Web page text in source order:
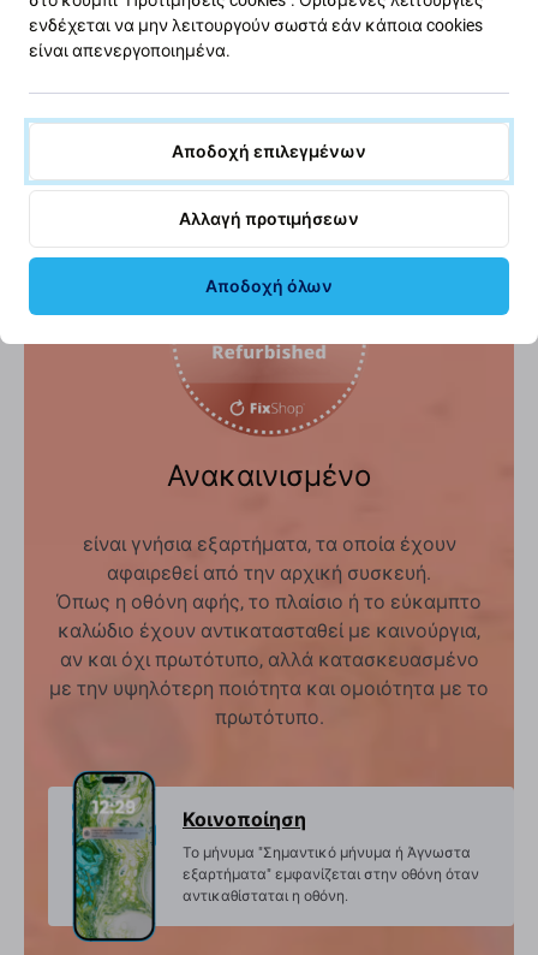
Το Face ID παραμένει
ανεπηρέαστο.
Κοινοποίηση
Ανακαινισμένο
είναι γνήσια εξαρτήματα, τα οποία έχουν
αφαιρεθεί από την αρχική συσκευή.
Όπως η οθόνη αφής, το πλαίσιο ή το εύκαμπτο
καλώδιο έχουν αντικατασταθεί με καινούργια,
αν και όχι πρωτότυπο, αλλά κατασκευασμένο
με την υψηλότερη ποιότητα και ομοιότητα με το
πρωτότυπο.
Κοινοποίηση
Το μήνυμα "Σημαντικό μήνυμα ή Άγνωστα
εξαρτήματα" εμφανίζεται στην οθόνη όταν
αντικαθίσταται η οθόνη.
ενδέχεται να μην λειτουργούν σωστά εάν κάποια cookies
είναι απενεργοποιημένα.
Αποδοχή επιλεγμένων
Αλλαγή προτιμήσεων
Αποδοχή όλων